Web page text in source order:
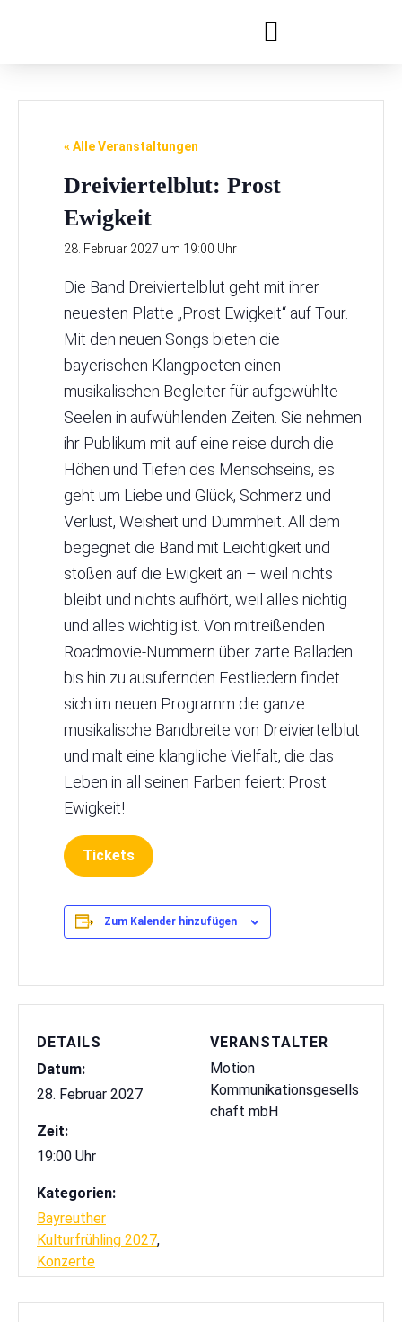
« Alle Veranstaltungen
Dreiviertelblut: Prost
Ewigkeit
28. Februar 2027 um 19:00 Uhr
Die Band Dreiviertelblut geht mit ihrer
neuesten Platte „Prost Ewigkeit“ auf Tour.
Mit den neuen Songs bieten die
bayerischen Klangpoeten einen
musikalischen Begleiter für aufgewühlte
Seelen in aufwühlenden Zeiten. Sie nehmen
ihr Publikum mit auf eine reise durch die
Höhen und Tiefen des Menschseins, es
geht um Liebe und Glück, Schmerz und
Verlust, Weisheit und Dummheit. All dem
begegnet die Band mit Leichtigkeit und
stoßen auf die Ewigkeit an – weil nichts
bleibt und nichts aufhört, weil alles nichtig
und alles wichtig ist. Von mitreißenden
Roadmovie-Nummern über zarte Balladen
bis hin zu ausufernden Festliedern findet
sich im neuen Programm die ganze
musikalische Bandbreite von Dreiviertelblut
und malt eine klangliche Vielfalt, die das
Leben in all seinen Farben feiert: Prost
Ewigkeit!
Tickets
Zum Kalender hinzufügen
DETAILS
Datum:
28. Februar 2027
Zeit:
19:00 Uhr
Kategorien:
Bayreuther
Kulturfrühling 2027,
Konzerte
VERANSTALTER
Motion
Kommunikationsgesells
chaft mbH